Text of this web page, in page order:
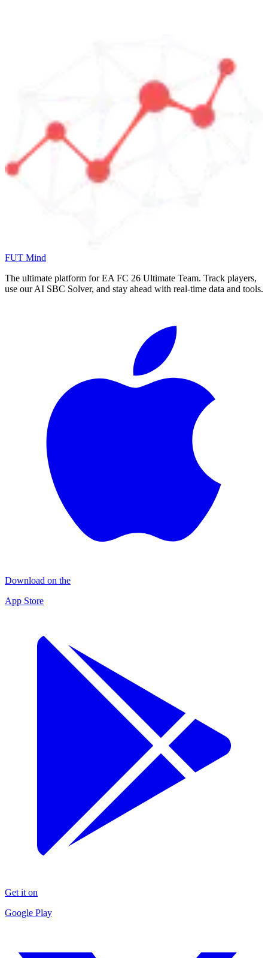
FUT Mind
The ultimate platform for EA FC 26 Ultimate Team. Track players,
use our AI SBC Solver, and stay ahead with real-time data and tools.
Download on the
App Store
Get it on
Google Play